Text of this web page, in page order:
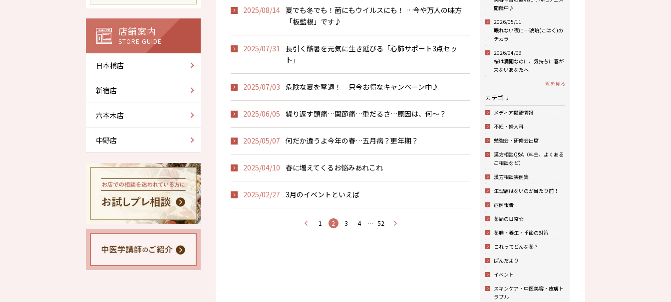
2025/08/14 夏でも冬でも！菌にもウイルスにも！ …今や万人の味方
「板藍根」です♪
2025/07/31 長引く酷暑を元気に生き延びる「心肺サポート3点セッ
ト」
2025/07/03 危険な夏を撃退！ 只今お得なキャンペーン中♪
2025/06/05 繰り返す頭痛…関節痛…重だるさ…原因は、何〜？
2025/05/07 何だか違うよ今年の春…五月病？更年期？
2025/04/10 春に増えてくるお悩みあれこれ
2025/02/27 3月のイベントといえば
1 2 3 4 … 52
開催中♪
2026/05/11
眠れない夜に…琥珀(こはく)の
チカラ
2026/04/09
桜は満開なのに、気持ちに春が
来ないあなたへ
一覧を見る
カテゴリ
メディア掲載情報
不妊・婦人科
勉強会・研修会出席
漢方相談Q&A（料金、よくある
ご相談など）
漢方相談実例集
生理痛はないのが当たり前！
症例報告
薬局の日常☆
薬膳・養生・季節の対策
これってどんな薬？
ぱんだより
イベント
スキンケア・中医美容・皮膚ト
ラブル
店舗案内
STORE GUIDE
日本橋店
新宿店
六本木店
中野店